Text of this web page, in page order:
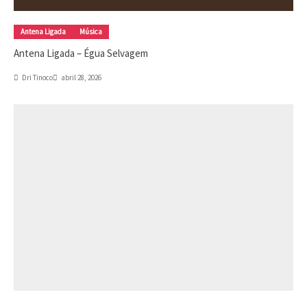
Antena Ligada Música
Antena Ligada – Égua Selvagem
Dri Tinoco abril 28, 2026